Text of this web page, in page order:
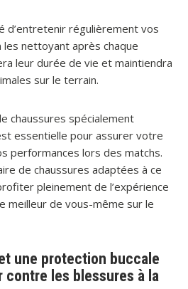
d’entretenir régulièrement vos
les nettoyant après chaque
leur durée de vie et maintiendra
sur le terrain.
chaussures spécialement
essentielle pour assurer votre
performances lors des matchs.
de chaussures adaptées à ce
pleinement de l’expérience
meilleur de vous-même sur le
une protection buccale
contre les blessures à la